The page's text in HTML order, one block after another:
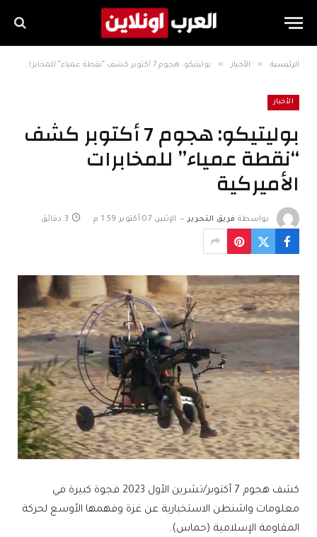
الرئيسية » الأخبار » بوليتيكو: هجوم 7 أكتوبر كشف “نقطة عمياء” للمخابرات الأميركية
الأخبار
بوليتيكو: هجوم 7 أكتوبر كشف
“نقطة عمياء” للمخابرات
الأميركية
بواسطة فريق التحرير الإثنين 07 أكتوبر 1:59 م 3 دقائق
كشف هجوم 7 أكتوبر/تشرين الأول 2023 فجوة كبيرة في
معلومات واشنطن الاستخبارية عن غزة وفهمها الأوسع لحركة
المقاومة الإسلامية (حماس).